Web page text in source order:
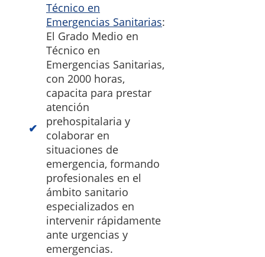
Técnico en
Emergencias Sanitarias:
El Grado Medio en
Técnico en
Emergencias Sanitarias,
con 2000 horas,
capacita para prestar
atención
prehospitalaria y
colaborar en
situaciones de
emergencia, formando
profesionales en el
ámbito sanitario
especializados en
intervenir rápidamente
ante urgencias y
emergencias.